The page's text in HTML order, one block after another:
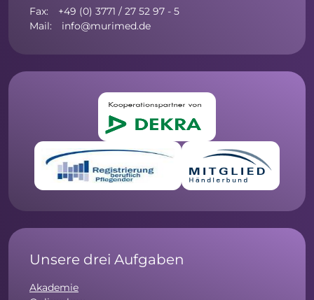
Fax: +49 (0) 3771 / 27 52 97 - 5
Mail: info@murimed.de
Unsere drei Aufgaben
Akademie